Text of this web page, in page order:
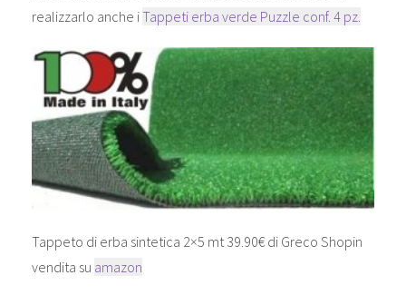
realizzarlo anche iTappeti erba verde Puzzle conf. 4 pz.
Tappeto di erba sintetica 2×5 mt 39.90€ di Greco Shopin
vendita su amazon